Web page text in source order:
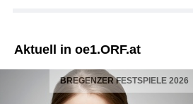
Aktuell in oe1.ORF.at
BREGENZER FESTSPIELE 2026